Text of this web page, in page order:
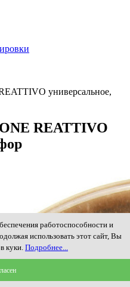
универсальное,
REATTIVO
работоспособности и
использовать этот сайт, Вы
куки. Подробнее...